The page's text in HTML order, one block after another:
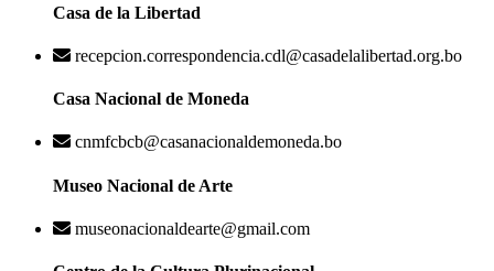
Casa de la Libertad
recepcion.correspondencia.cdl@casadelalibertad.org.bo
Casa Nacional de Moneda
cnmfcbcb@casanacionaldemoneda.bo
Museo Nacional de Arte
museonacionaldearte@gmail.com